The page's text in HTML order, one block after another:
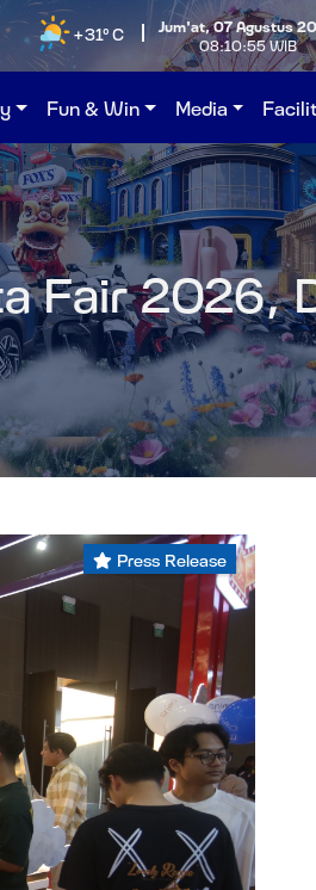
+31°C
Jum'at, 07 Agustus
08:10:56 WIB
Fun & Win Media
Fair 2026,
Press Release